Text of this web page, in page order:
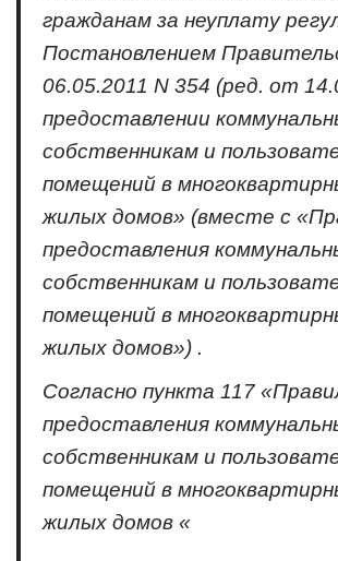
гражданам за неуплату
Постановлением
06.05.2011 N 354 (ред. от
предоставлении
собственникам и
помещений в
жилых домов» (вместе с
предоставления
собственникам и
помещений в
жилых домов») .
Согласно пункта 117
предоставления
собственникам и
помещений в
жилых домов «